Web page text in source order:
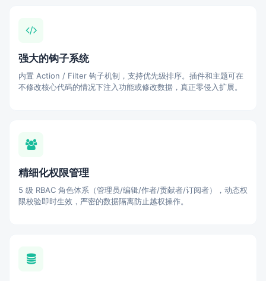
强大的钩子系统
内置 Action / Filter 钩子机制，支持优先级排序。插件和主题可在
不修改核心代码的情况下注入功能或修改数据，真正零侵入扩展。
精细化权限管理
5 级 RBAC 角色体系（管理员/编辑/作者/贡献者/订阅者），动态权
限校验即时生效，严密的数据隔离防止越权操作。